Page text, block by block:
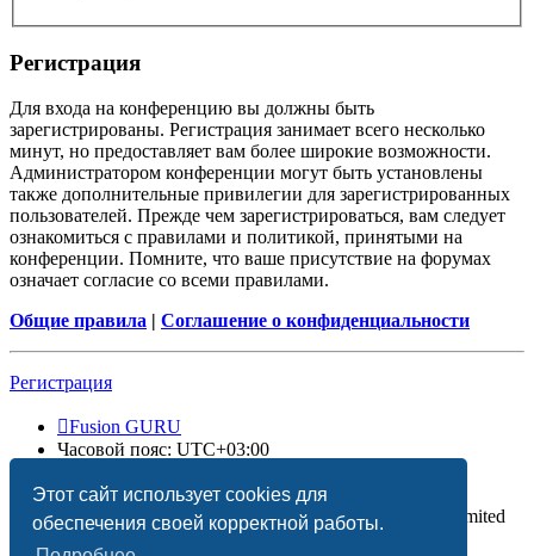
Этот сайт использует cookies для
обеспечения своей корректной работы.
Регистрация
Для входа на конференцию вы должны быть
зарегистрированы. Регистрация занимает всего несколько
минут, но предоставляет вам более широкие возможности.
Администратором конференции могут быть установлены
также дополнительные привилегии для зарегистрированных
пользователей. Прежде чем зарегистрироваться, вам следует
ознакомиться с правилами и политикой, принятыми на
конференции. Помните, что ваше присутствие на форумах
означает согласие со всеми правилами.
Общие правила | Соглашение о конфиденциальности
Регистрация
Fusion GURU
Часовой пояс: UTC+03:00
Создано на основеphpBB® Forum Software © phpBB Limited